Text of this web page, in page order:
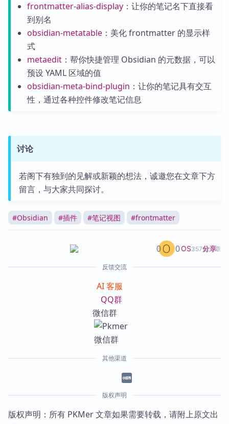
frontmatter-alias-display：让你的笔记名下直接看
到别名
obsidian-metatable：美化 frontmatter 的显示样
式
metaedit：帮你快捷管理 Obsidian 的元数据，可以
预设 YAML 区域的值
obsidian-meta-bind-plugin ：让你的笔记具有交互
性，通过各种控件修改笔记信息
讨论
若阁下有独到的见解或新颖的想法，诚邀您在文章下方
留言，与大家共同探讨。
#Obsidian #插件 #笔记视图 #frontmatter
OS357篇文章
0 0 分享
反馈交流
AI 客服
QQ群
微信群
其他渠道
版权声明
版权声明：所有 PKMer 文章如果需要转载，请附上原文出